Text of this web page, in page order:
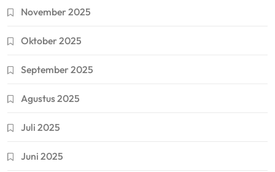
November 2025
Oktober 2025
September 2025
Agustus 2025
Juli 2025
Juni 2025